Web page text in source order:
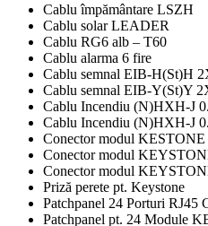
Cablu împământare LSZH
Cablu solar LEADER
Cablu RG6 alb – T60
Cablu alarma 6 fire
Cablu semnal EIB-H(St)H
Cablu semnal EIB-Y(St)Y
Cablu Incendiu (N)HXH-J
Cablu Incendiu (N)HXH-J
Conector modul KESTONE
Conector modul
Conector modul
Priză perete pt. Keystone
Patchpanel 24 Porturi RJ45
Patchpanel pt. 24 Module